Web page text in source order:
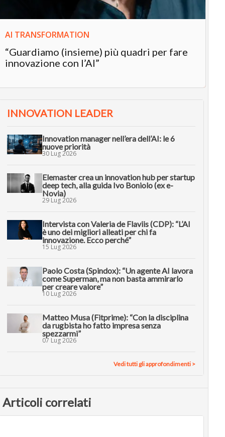
AI TRANSFORMATION
“Guardiamo (insieme) più quadri per fare
innovazione con l’AI”
INNOVATION LEADER
Innovation manager nell’era dell’AI: le 6
nuove priorità
30 Lug 2026
Elemaster crea un innovation hub per startup
deep tech, alla guida Ivo Boniolo (ex e-
Novia)
29 Lug 2026
Intervista con Valeria de Flaviis (CDP): “L’AI
è uno dei migliori alleati per chi fa
innovazione. Ecco perché”
15 Lug 2026
Paolo Costa (Spindox): “Un agente AI lavora
come Superman, ma non basta ammirarlo
per creare valore”
10 Lug 2026
Matteo Musa (Fitprime): “Con la disciplina
da rugbista ho fatto impresa senza
spezzarmi”
07 Lug 2026
Vedi tutti gli approfondimenti >
Articoli correlati